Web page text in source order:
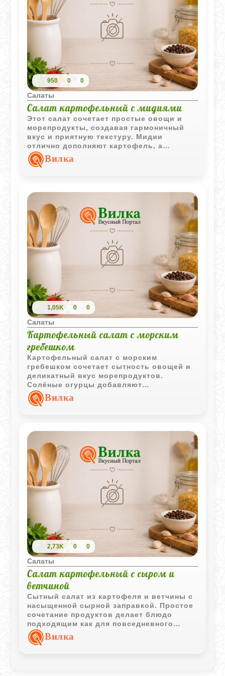
950 0 0
Салаты
Салат картофельный с мидиями
Этот салат сочетает простые овощи и
морепродукты, создавая гармоничный
вкус и приятную текстуру. Мидии
отлично дополняют картофель, а
солёные огурцы добавляют лёгкую
пикантность.
Вилка
1,05K 0 0
Салаты
Картофельный салат с морским
гребешком
Картофельный салат с морским
гребешком сочетает сытность овощей и
деликатный вкус морепродуктов.
Солёные огурцы добавляют
выразительные нотки, а заправка делает
блюдо гармоничным и насыщенным.
Вилка
2,73K 0 0
Салаты
Салат картофельный с сыром и
ветчиной
Сытный салат из картофеля и ветчины с
насыщенной сырной заправкой. Простое
сочетание продуктов делает блюдо
подходящим как для повседневного
стола, так и для праздничного меню.
Вилка